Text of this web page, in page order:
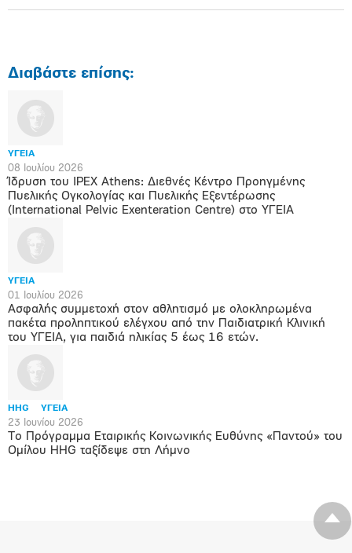
Διαβάστε επίσης:
ΥΓΕΙΑ
08 Ιουλίου 2026
Ίδρυση του IPEX Athens: Διεθνές Κέντρο Προηγμένης
Πυελικής Ογκολογίας και Πυελικής Εξεντέρωσης
(International Pelvic Exenteration Centre) στο ΥΓΕΙΑ
ΥΓΕΙΑ
01 Ιουλίου 2026
Ασφαλής συμμετοχή στον αθλητισμό με ολοκληρωμένα
πακέτα προληπτικού ελέγχου από την Παιδιατρική Κλινική
του ΥΓΕΙΑ, για παιδιά ηλικίας 5 έως 16 ετών.
HHG ΥΓΕΙΑ
23 Ιουνίου 2026
Το Πρόγραμμα Εταιρικής Κοινωνικής Ευθύνης «Παντού» του
Ομίλου HHG ταξίδεψε στη Λήμνο